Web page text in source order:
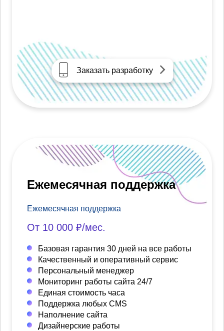
Заказать разработку
Ежемесячная поддержка
Ежемесячная поддержка
От 10 000 ₽/мес.
Базовая гарантия 30 дней на все работы
Качественный и оперативный сервис
Персональный менеджер
Мониторинг работы сайта 24/7
Единая стоимость часа
Поддержка любых CMS
Наполнение сайта
Дизайнерские работы